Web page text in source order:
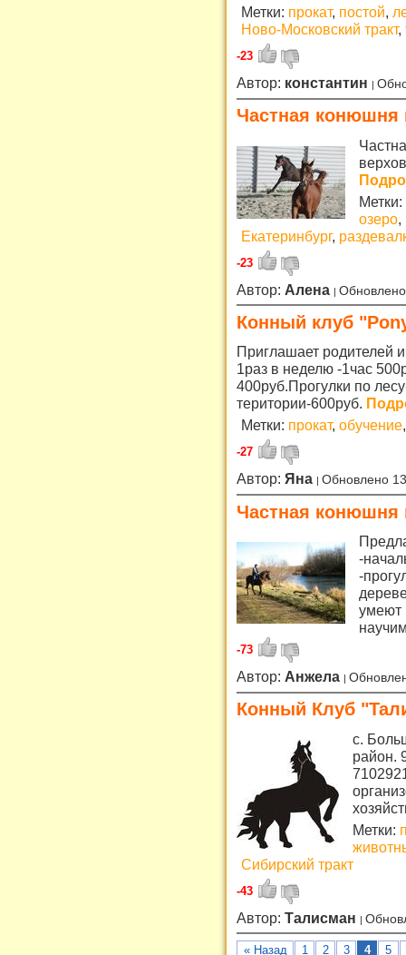
Метки: прокат, постой,
Ново-Московский тракт,
-23
Автор: константин
Частная конюшня
Метки:
озеро,
Екатеринбург,
-23
Автор: Алена
Конный клуб
Приглашает родителей
1раз в неделю -1час
400руб.Прогулки по
територии-600руб.
Метки: прокат, обучение,
-27
Автор: Яна Обновлено
Частная конюшня
-
-
умеют
-73
Автор: Анжела
Конный Клуб
с.
район.
Метки:
Сибирский тракт
-43
Автор: Талисман
« Назад 1 2 3 4 5